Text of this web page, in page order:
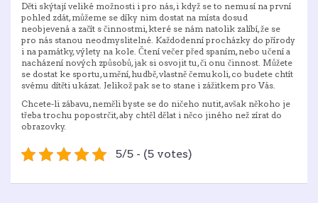
Děti skýtají veliké možnosti i pro nás, i když se to nemusí na první
pohled zdát, můžeme se díky nim dostat na místa dosud
neobjevená a začít s činnostmi, které se nám natolik zalíbí, že se
pro nás stanou neodmyslitelné. Každodenní procházky do přírody
i na památky, výlety na kole. Čtení večer před spaním, nebo učení a
nacházení nových způsobů, jak si osvojit tu, či onu činnost. Můžete
se dostat ke sportu, umění, hudbě, vlastně čemukoli, co budete chtít
svému dítěti ukázat. Jelikož pak se to stane i zážitkem pro Vás.
Chcete-li zábavu, neměli byste se do ničeho nutit, avšak někoho je
třeba trochu popostrčit, aby chtěl dělat i něco jiného než zírat do
obrazovky.
5/5 - (5 votes)